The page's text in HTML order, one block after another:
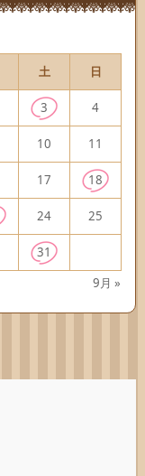
土 日
9月 »
3 4
10 11
17 18
24 25
31